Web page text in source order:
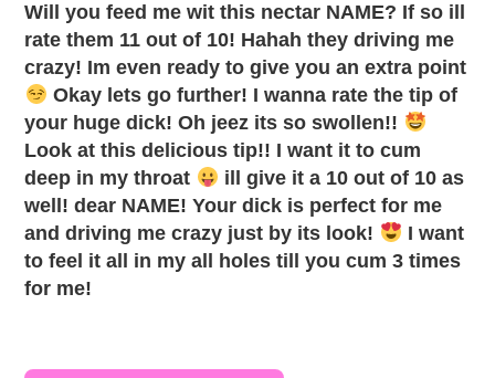
Will you feed me wit this nectar NAME? If so ill
rate them 11 out of 10! Hahah they driving me
crazy! Im even ready to give you an extra point
Okay lets go further! I wanna rate the tip of
your huge dick! Oh jeez its so swollen!!
Look at this delicious tip!! I want it to cum
deep in my throat
ill give it a 10 out of 10 as
well! dear NAME! Your dick is perfect for me
and driving me crazy just by its look!
I want
to feel it all in my all holes till you cum 3 times
for me!